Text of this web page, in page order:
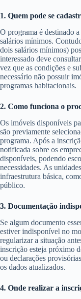
1. Quem pode se
O programa é destinado
salários mínimos.
dois salários mínimos)
interessado deve
vez que as condições e
necessário não possuir
programas habitacionais.
2. Como funciona o
Os imóveis disponíveis
são previamente
programa. Após a
notificada sobre os
disponíveis, podendo
necessidades. As
infraestrutura básica,
público.
3. Documentação
Se algum documento
estiver indisponível no
regularizar a situação
inscrição esteja próximo
ou declarações
os dados atualizados.
4. Onde realizar a